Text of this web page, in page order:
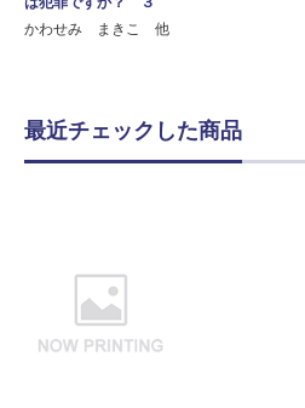
かわせみ まきこ 他
最近チェックした商品